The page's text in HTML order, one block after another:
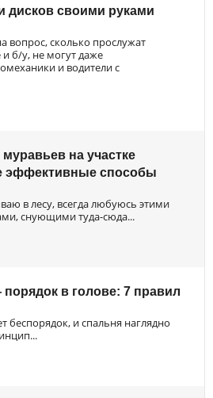
дисков своими руками
вопрос, сколько прослужат
б/у, не могут даже
и водители с
муравьев на участке
эффективные способы
в лесу, всегда любуюсь этими
снующими туда-сюда...
в голове: 7 правил
беспорядок, и спальня наглядно